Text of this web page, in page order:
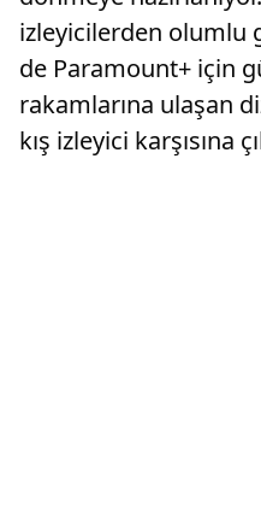
izleyicilerden olumlu
de Paramount+ için
rakamlarına ulaşan
kış izleyici karşısına